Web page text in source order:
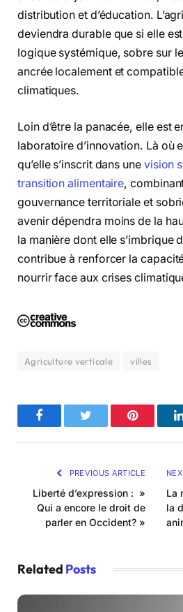
distribution et d’éducation.
deviendra durable que si elle
logique systémique, sobre sur
ancrée localement et
climatiques.
Loin d’être la panacée, elle est
laboratoire d’innovation. Là où
qu’elle s’inscrit dans une vision
transition alimentaire,
gouvernance territoriale et
avenir dépendra moins de la
la manière dont elle s’imbrique
contribue à renforcer la
nourrir face aux crises
Agriculture verticale villes
FacebookTwitter Pinterest
PREVIOUS ARTICLE
Liberté d’expression : »
Qui a encore le droit de
parler en Occident? »
La
la
Related Posts